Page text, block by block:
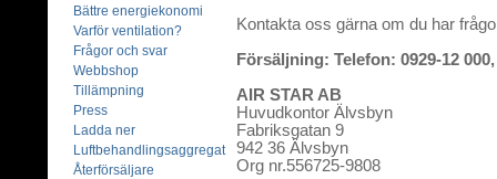
Bättre energiekonomi
Varför ventilation?
Frågor och svar
Webbshop
Tillämpning
Press
Ladda ner
Luftbehandlingsaggregat
Återförsäljare
Kontakta oss gärna om du har
Försäljning: Telefon: 0929-12 000,
AIR STAR AB
Huvudkontor Älvsbyn
Fabriksgatan 9
942 36 Älvsbyn
Org nr.556725-9808